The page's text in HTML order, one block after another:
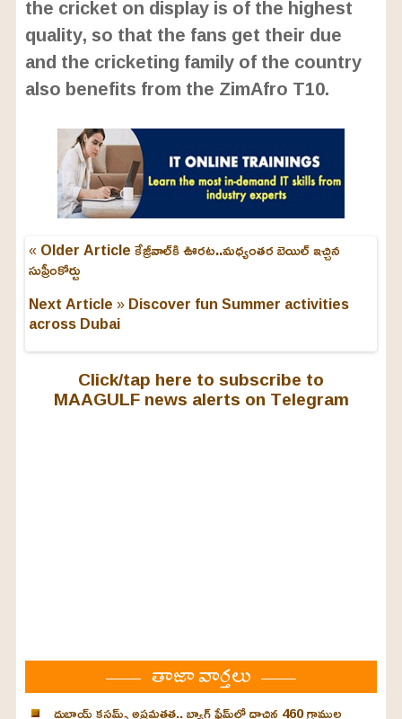
the cricket on display is of the highest
quality, so that the fans get their due
and the cricketing family of the country
also benefits from the ZimAfro T10.
« Older Articleకేజ్రీవాల్‌కి ఊరట..మధ్యంతర బెయిల్ ఇచ్చిన
సుప్రీంకోర్టు
Next Article »Discover fun Summer activities
across Dubai
Click/tap here to subscribe to
MAAGULF news alerts on Telegram
తాజా వార్తలు
దుబాయ్ కస్టమ్స్ అప్రమత్తత.. బ్యాగ్ ఫ్రేమ్‌లో దాచిన 460 గ్రాముల